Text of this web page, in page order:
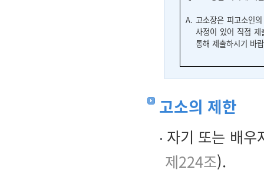
A. 고소장은 피고소인
사정이 있어 직접 제
통해 제출하시기 바
고소의 제한
자기 또는 배우
제224조).